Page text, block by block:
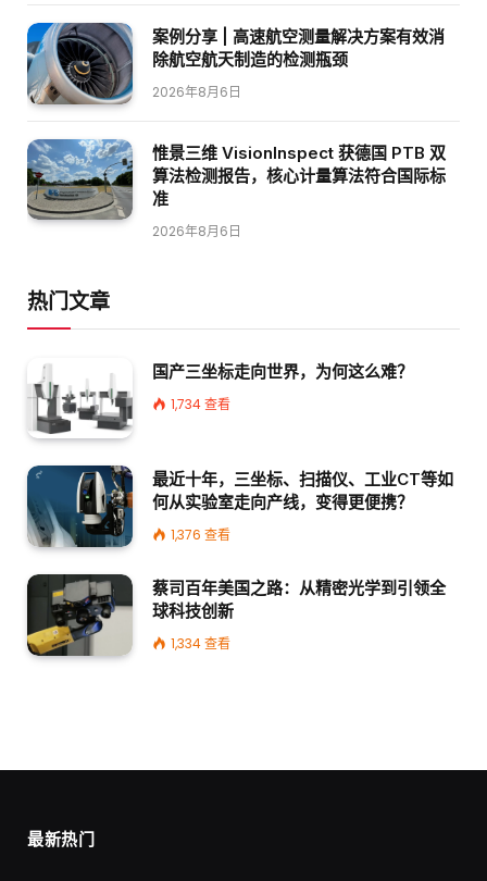
案例分享 | 高速航空测量解决方案有效消
除航空航天制造的检测瓶颈
2026年8月6日
惟景三维 VisionInspect 获德国 PTB 双
算法检测报告，核心计量算法符合国际标
准
2026年8月6日
热门文章
国产三坐标走向世界，为何这么难？
1,734查看
最近十年，三坐标、扫描仪、工业CT等如
何从实验室走向产线，变得更便携？
1,376 查看
蔡司百年美国之路：从精密光学到引领全
球科技创新
1,334查看
最新热门